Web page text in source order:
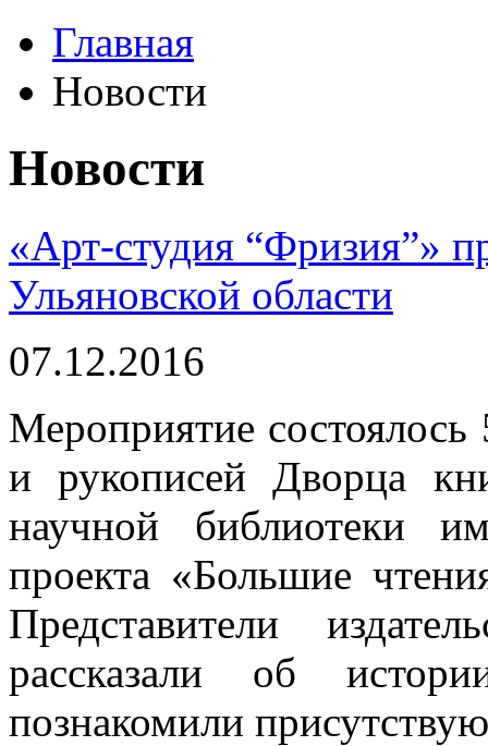
Главная
Новости
Новости
«Арт-студия “Фризия”»
Ульяновской области
07.12.2016
Мероприятие состоялось
и рукописей Дворца
научной библиотеки
проекта «Большие
Представители
рассказали об
познакомили